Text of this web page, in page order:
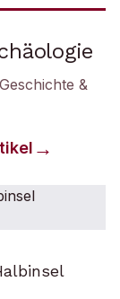
Geschichte &